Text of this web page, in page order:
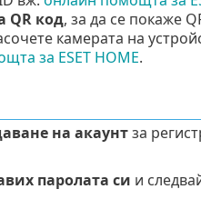
QR код, за да се покаже
камерата на
за ESET HOME.
на акаунтза
паролата си и